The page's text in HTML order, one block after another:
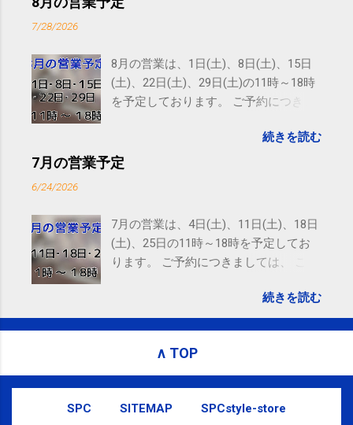
Email delivery powered by Google Google Inc., 1600
Amphitheatre Parkway, Mountain View, CA 94043,
United States
7/28/2026
8月の営業は、1日(土)、8日(土)、15日
(土)、22日(土)、29日(土)の11時～18時
を予定しております。 ご予約につきま
す。 電話に出られないことがあります
ので、ご予約、お問い合わせは
続きを読む
7月の営業予定
6/24/2026
7月の営業は、4日(土)、11日(土)、18日
(土)、25日の11時～18時を予定してお
ります。 ご予約につきましては、 こち
れないことがありますので、ご予約、
お問い合わせはSMS（ショートメッセ
続きを読む
∧ TOP
SPC SITEMAP SPCstyle-store